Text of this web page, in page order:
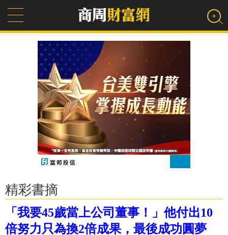
精彩書摘
「我要45歲當上公司董事！」他付出10
倍努力只為換2倍成果，最後成功圓夢